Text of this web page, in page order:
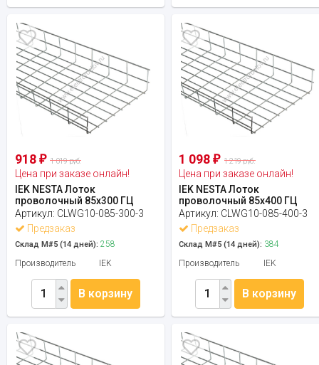
918 ₽ 1 019 руб.
Цена при заказе онлайн!
IEK NESTA Лоток
проволочный 85х300 ГЦ
Артикул: CLWG10-085-300-3
Предзаказ
Склад М#5 (14 дней): 258
Производитель
IEK
В корзину
1 098₽ 1 219 руб.
Цена при заказе онлайн!
IEK NESTA Лоток
проволочный 85х400 ГЦ
Артикул: CLWG10-085-400-3
Предзаказ
Склад М#5 (14 дней): 384
Производитель
IEK
В корзину